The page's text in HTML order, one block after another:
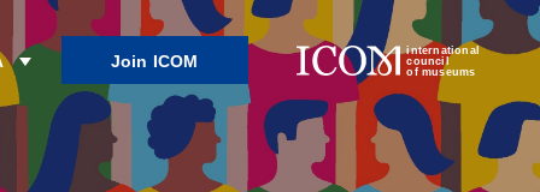
Join ICOM
international
council
of museums